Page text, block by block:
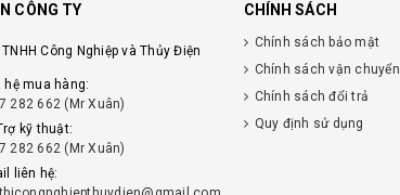
CÔNG TY
TNHH Công Nghiệp và Thủy Điện
hệ mua hàng:
282 662 (Mr Xuân)
kỹ thuật:
282 662 (Mr Xuân)
liên hệ:
CHÍNH SÁCH
Chính sách bảo mật
Chính sách vận chuyển
Chính sách đổi trả
Quy định sử dụng